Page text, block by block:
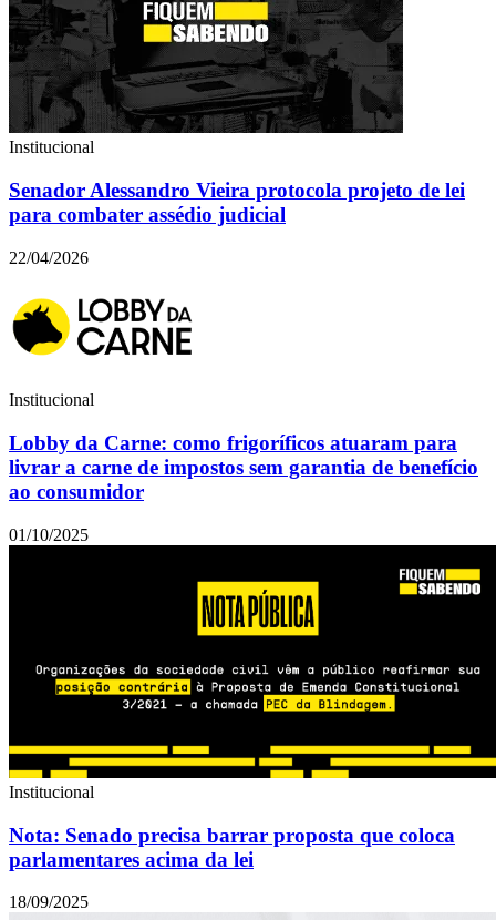
Institucional
Senador Alessandro Vieira protocola projeto de lei
para combater assédio judicial
22/04/2026
Institucional
Lobby da Carne: como frigoríficos atuaram para
livrar a carne de impostos sem garantia de benefício
ao consumidor
01/10/2025
Institucional
Nota: Senado precisa barrar proposta que coloca
parlamentares acima da lei
18/09/2025